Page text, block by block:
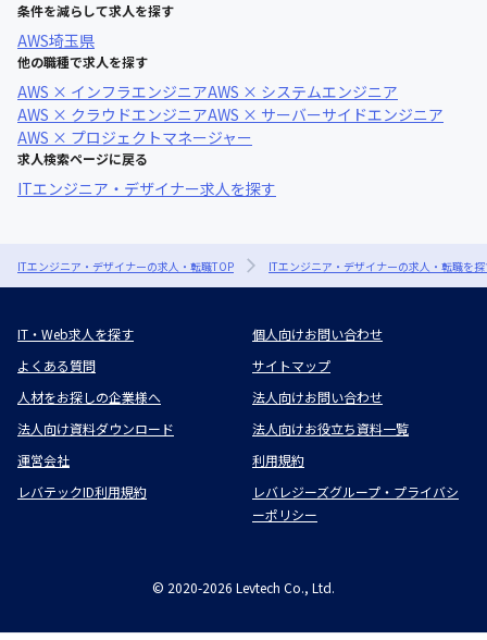
条件を減らして求人を探す
AWS埼玉県
他の職種で求人を探す
AWS × インフラエンジニアAWS × システムエンジニア
AWS × クラウドエンジニアAWS × サーバーサイドエンジニア
AWS × プロジェクトマネージャー
求人検索ページに戻る
ITエンジニア・デザイナー求人を探す
ITエンジニア・デザイナーの求人・転職TOP ITエンジニア・デザイナーの求人・転職を
IT・Web求人を探す
個人向けお問い合わせ
よくある質問
サイトマップ
人材をお探しの企業様へ
法人向けお問い合わせ
法人向け資料ダウンロード
法人向けお役立ち資料一覧
運営会社
利用規約
レバテックID利用規約
レバレジーズグループ・プライバシ
ーポリシー
© 2020-2026 Levtech Co., Ltd.